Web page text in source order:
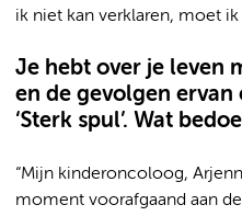
ik niet kan verklaren, moet ik
Je hebt over je leven
en de gevolgen ervan
‘Sterk spul’. Wat
“Mijn kinderoncoloog,
moment voorafgaand aan